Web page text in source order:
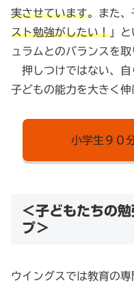
実させています。また、
スト勉強がしたい！ 」
ュラムとのバランスを
押しつけではない、自
子どもの能力を大きく伸
小学生９０
＜子どもたちの
プ＞
ウイングスでは教育の